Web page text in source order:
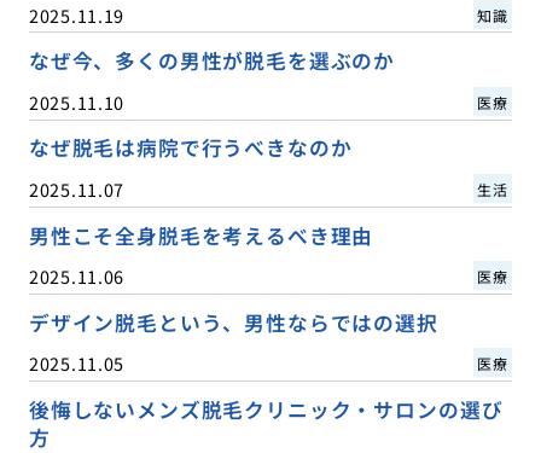
2025.11.19 知識
なぜ今、多くの男性が脱毛を選ぶのか
2025.11.10 医療
なぜ脱毛は病院で行うべきなのか
2025.11.07 生活
男性こそ全身脱毛を考えるべき理由
2025.11.06 医療
デザイン脱毛という、男性ならではの選択
2025.11.05 医療
後悔しないメンズ脱毛クリニック・サロンの選び
方